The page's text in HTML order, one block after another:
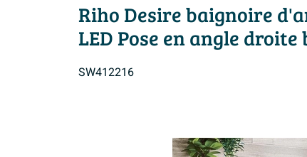
Riho Desire baignoire
LED Pose en angle
SW412216